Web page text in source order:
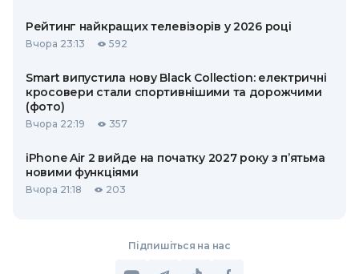
Рейтинг найкращих телевізорів у 2026 році
Вчора 23:13 592
Smart випустила нову Black Collection: електричні
кросовери стали спортивнішими та дорожчими
(фото)
Вчора 22:19 357
iPhone Air 2 вийде на початку 2027 року з п’ятьма
новими функціями
Вчора 21:18 203
Підпишіться на нас